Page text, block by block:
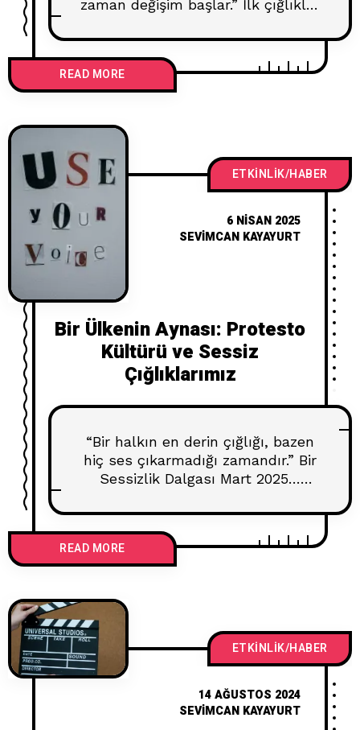
zaman değişim başlar.” İlk çığlıklar
boykot yapıldı. O anı yaşadık. Şimdi
asıl soru şu: Şimdi ne yapacağız?
Çünkü bir şey başlatmak kolaydır;
ama onu sürdürmek… İşte asıl güç
ülkede protesto etmek, maraton
READ MORE
ETKINLIK/HABER
6 NISAN 2025
SEVIMCAN KAYAYURT
Bir Ülkenin Aynası: Protesto
Kültürü ve Sessiz
Çığlıklarımız
“Bir halkın en derin çığlığı, bazen
hiç ses çıkarmadığı zamandır.” Bir
Sessizlik Dalgası Mart 2025…
uyandı. İstanbul Büyükşehir
Belediye Başkanı Ekrem
İmamoğlu’nun tutuklanmasıyla
birlikte, hem sokaklar hem de
fısıldıyordu: “Nereye gidiyoruz?” Ve
Sokaklarda yürüyen insanlar kadar,
hiçbir yere gitmeyenler de
READ MORE
ETKINLIK/HABER
14 AĞUSTOS 2024
SEVIMCAN KAYAYURT